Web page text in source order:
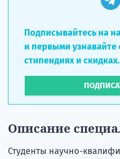
Подписывайтесь на
и первыми узнавайте
стипендиях и скидках.
Описание
Студенты научно-